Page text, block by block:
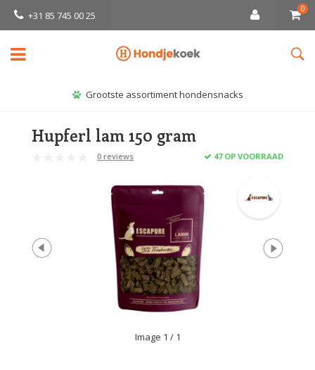
+31 85 745 00 25
0
Grootste assortiment hondensnacks
Hupferl lam 150 gram
0 reviews 47 OP VOORRAAD
Image 1 / 1